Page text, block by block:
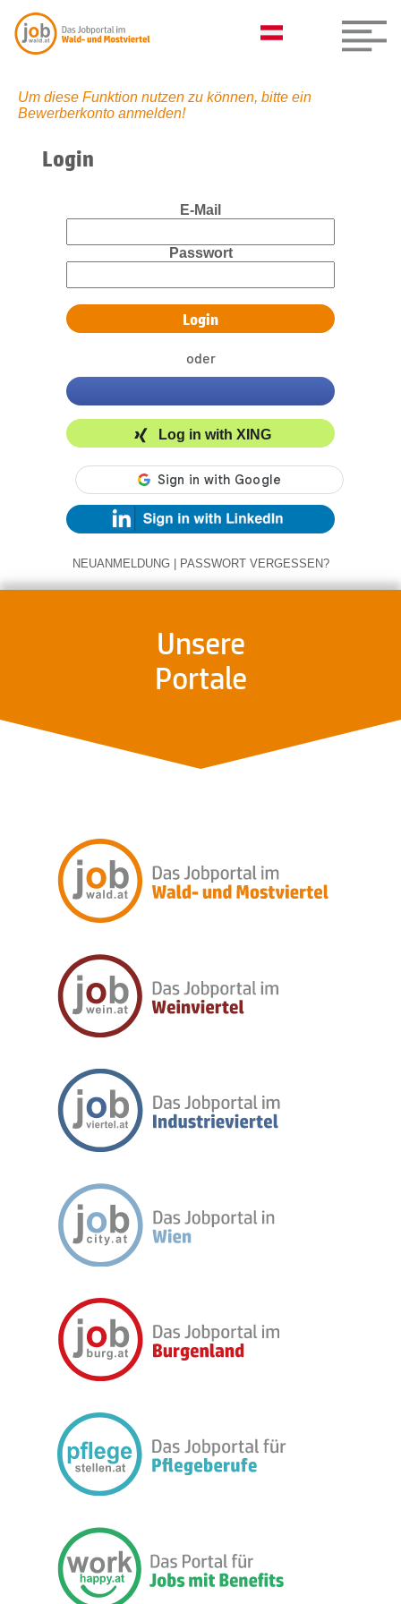
Um diese Funktion nutzen zu können, bitte ein
Bewerberkonto anmelden!
Login
E-Mail
Passwort
oder
Log in with XING
NEUANMELDUNG | PASSWORT VERGESSEN?
Unsere
Portale